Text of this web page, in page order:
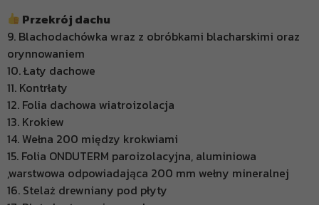
Przekrój dachu
9. Blachodachówka wraz z obróbkami blacharskimi oraz
orynnowaniem
10. Łaty dachowe
11. Kontrłaty
12. Folia dachowa wiatroizolacja
13. Krokiew
14. Wełna 200 między krokwiami
15. Folia ONDUTERM paroizolacyjna, aluminiowa
,warstwowa odpowiadająca 200 mm wełny mineralnej
16. Stelaż drewniany pod płyty